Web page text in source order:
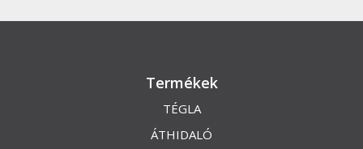
Termékek
TÉGLA
ÁTHIDALÓ